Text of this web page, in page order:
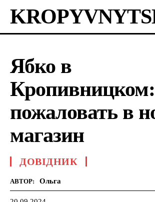
Ябко в
пожаловать в
магазин
ДОВІДНИК
АВТОР: Ольга